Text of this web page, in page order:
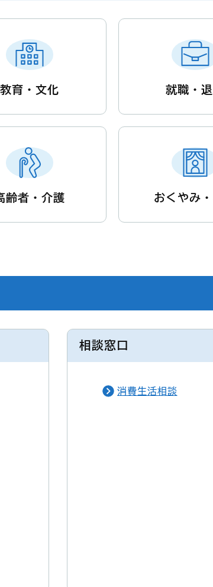
教育・文化 就職・
齢者・介護 おくやみ
相談窓口
消費生活相談